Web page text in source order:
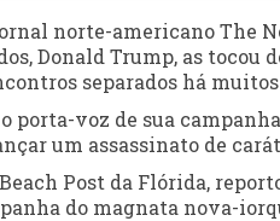
norte-americano The
Donald Trump, as
separados há
porta-voz de sua
um assassinato de
Post da Flórida,
do magnata nova-